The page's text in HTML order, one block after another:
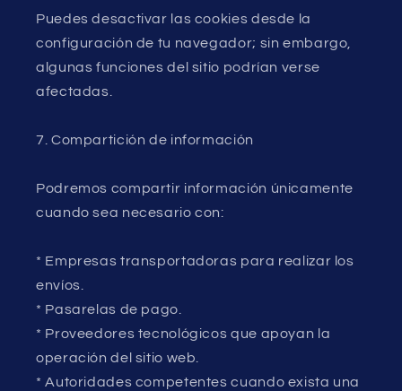
Puedes desactivar las cookies desde la
configuración de tu navegador; sin embargo,
algunas funciones del sitio podrían verse
afectadas.
7. Compartición de información
Podremos compartir información únicamente
cuando sea necesario con:
* Empresas transportadoras para realizar los
envíos.
* Pasarelas de pago.
* Proveedores tecnológicos que apoyan la
operación del sitio web.
* Autoridades competentes cuando exista una